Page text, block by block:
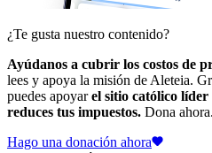
¿Te gusta nuestro contenido?
Ayúdanos a cubrir los costos de
lees y apoya la misión de Aleteia.
puedes apoyarel sitio católico
reduces tus impuestos. Dona ahora.
Hago una donación ahora